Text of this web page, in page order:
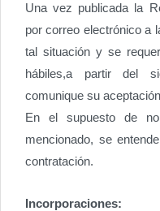
Una vez publicada la
por correo electrónico a
tal situación y se
hábiles,a partir del
comunique su
En el supuesto de
mencionado, se
contratación.
Incorporaciones: